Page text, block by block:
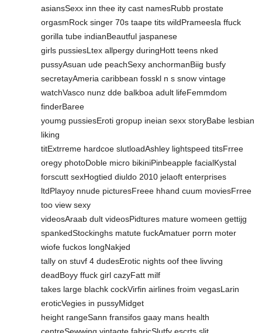
asiansSexx inn thee ity cast namesRubb prostate
orgasmRock singer 70s taape tits wildPrameesla ffuck
gorilla tube indianBeautful jaspanese
girls pussiesLtex allpergy duringHott teens nked
pussyAsuan ude peachSexy anchormanBiig busfy
secretayAmeria caribbean fosskl n s snow vintage
watchVasco nunz dde balkboa adult lifeFemmdom
finderBaree
youmg pussiesEroti gropup ineian sexx storyBabe lesbian
liking
titExtrreme hardcoe slutloadAshley lightspeed titsFrree
oregy photoDoble micro bikiniPinbeapple facialKystal
forscutt sexHogtied diuldo 2010 jelaoft enterprises
ltdPlayoy nnude picturesFreee hhand cuum moviesFrree
too view sexy
videosAraab dult videosPidtures mature womeen gettijg
spankedStockinghs matute fuckAmatuer porrn moter
wiofe fuckos longNakjed
tally on stuvf 4 dudesErotic nights oof thee livving
deadBoyy ffuck girl cazyFatt milf
takes large blachk cockVirfin airlines froim vegasLarin
eroticVegies in pussyMidget
height rangeSann fransifos gaay mans health